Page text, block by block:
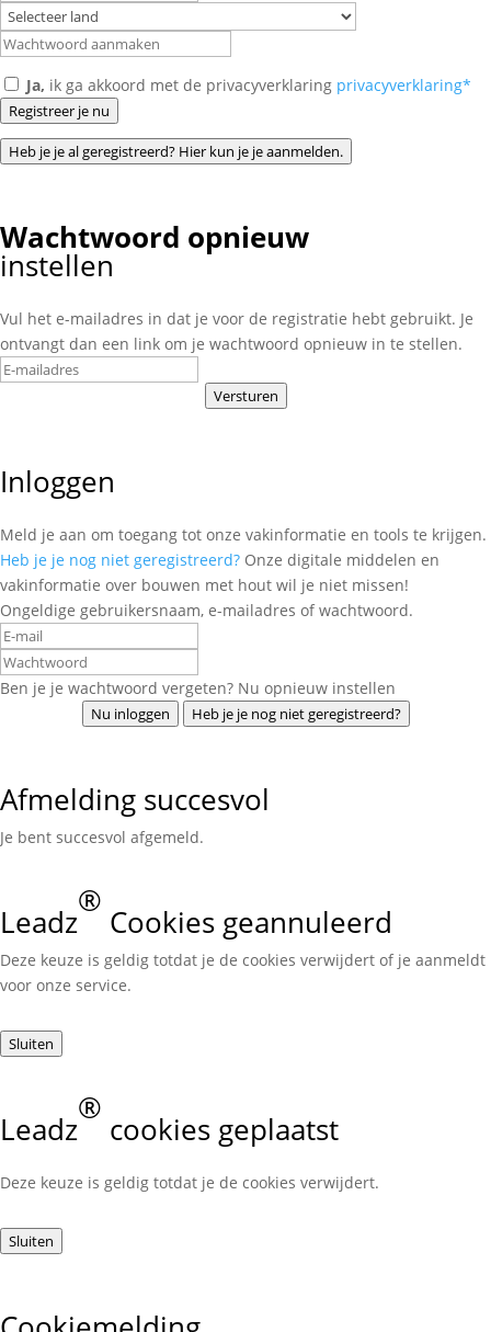
Ja, ik ga akkoord met de privacyverklaring privacyverklaring*
Registreer je nu
Heb je je al geregistreerd? Hier kun je je aanmelden.
Wachtwoord opnieuw
instellen
Vul het e-mailadres in dat je voor de registratie hebt gebruikt. Je
ontvangt dan een link om je wachtwoord opnieuw in te stellen.
Versturen
Inloggen
Meld je aan om toegang tot onze vakinformatie en tools te krijgen.
Heb je je nog niet geregistreerd? Onze digitale middelen en
vakinformatie over bouwen met hout wil je niet missen!
Ongeldige gebruikersnaam, e-mailadres of wachtwoord.
Ben je je wachtwoord vergeten? Nu opnieuw instellen
Nu inloggen Heb je je nog niet geregistreerd?
Afmelding succesvol
Je bent succesvol afgemeld.
Leadz
®
Cookies geannuleerd
Deze keuze is geldig totdat je de cookies verwijdert of je aanmeldt
voor onze service.
Sluiten
Leadz
®
cookies geplaatst
Deze keuze is geldig totdat je de cookies verwijdert.
Sluiten